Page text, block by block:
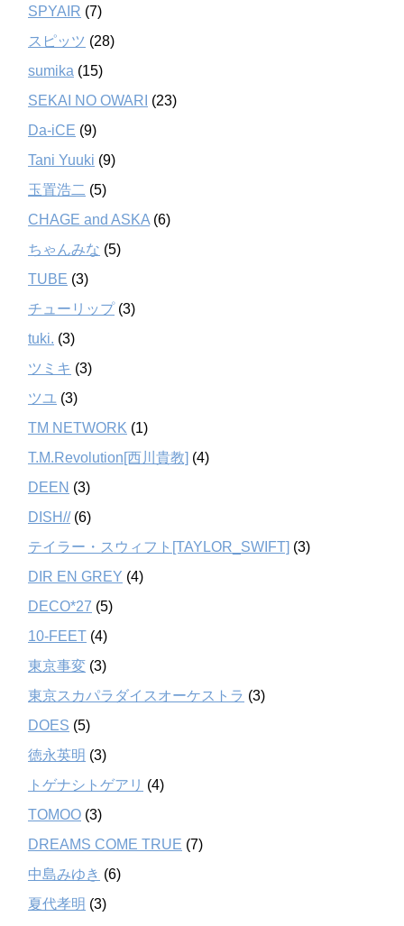
SPYAIR (7)
スピッツ (28)
sumika (15)
SEKAI NO OWARI (23)
Da-iCE (9)
Tani Yuuki (9)
玉置浩二 (5)
CHAGE and ASKA (6)
ちゃんみな (5)
TUBE (3)
チューリップ(3)
tuki. (3)
ツミキ (3)
ツユ (3)
TM NETWORK (1)
T.M.Revolution[西川貴教] (4)
DEEN (3)
DISH//(6)
テイラー・スウィフト[TAYLOR_SWIFT] (3)
DIR EN GREY (4)
DECO*27 (5)
10-FEET (4)
東京事変 (3)
東京スカパラダイスオーケストラ (3)
DOES (5)
徳永英明 (3)
トゲナシトゲアリ (4)
TOMOO (3)
DREAMS COME TRUE (7)
中島みゆき (6)
夏代孝明 (3)